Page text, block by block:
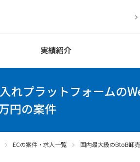
実績紹介
れプラットフォームの
円の案件
ECの案件・求人一覧 国内最大級のBtoB卸